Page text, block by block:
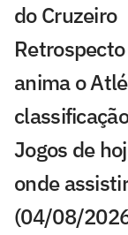
do Cruzeiro
anima o
classificação
Jogos de
onde
(04/08/